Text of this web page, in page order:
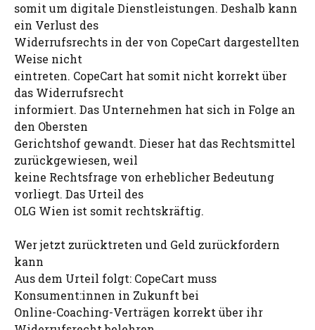
somit um digitale Dienstleistungen. Deshalb kann
ein Verlust des
Widerrufsrechts in der von CopeCart dargestellten
Weise nicht
eintreten. CopeCart hat somit nicht korrekt über
das Widerrufsrecht
informiert. Das Unternehmen hat sich in Folge an
den Obersten
Gerichtshof gewandt. Dieser hat das Rechtsmittel
zurückgewiesen, weil
keine Rechtsfrage von erheblicher Bedeutung
vorliegt. Das Urteil des
OLG Wien ist somit rechtskräftig.
Wer jetzt zurücktreten und Geld zurückfordern
kann
Aus dem Urteil folgt: CopeCart muss
Konsument:innen in Zukunft bei
Online-Coaching-Verträgen korrekt über ihr